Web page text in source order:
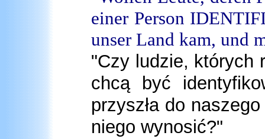
einer Person
unser Land kam, und
"Czy ludzie, których
chcą być
przyszła do
niego wynosić?"